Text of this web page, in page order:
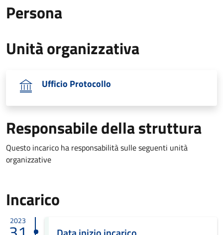
Persona
Unità organizzativa
Ufficio Protocollo
Responsabile della struttura
Questo incarico ha responsabilità sulle seguenti unità
organizzative
Incarico
2023